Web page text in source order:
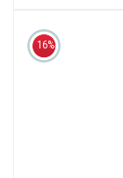
16%